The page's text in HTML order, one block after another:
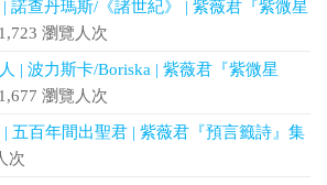
諾查丹瑪斯/《諸世紀》 | 紫薇君『紫微星
瀏覽人次
| 波力斯卡/Boriska | 紫薇君『紫微星
瀏覽人次
五百年間出聖君 | 紫薇君『預言籤詩』集
次